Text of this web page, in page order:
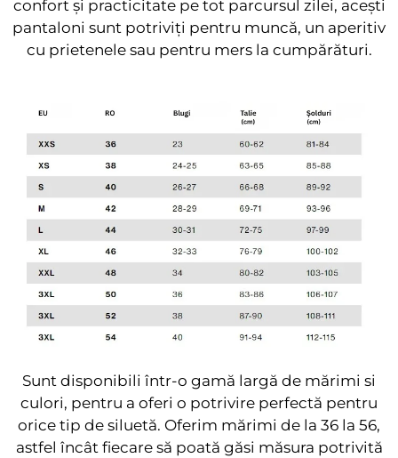
confort și practicitate pe tot parcursul zilei, acești
pantaloni sunt potriviți pentru muncă, un aperitiv
cu prietenele sau pentru mers la cumpărături.
Sunt disponibili într-o gamă largă de mărimi si
culori, pentru a oferi o potrivire perfectă pentru
orice tip de siluetă. Oferim mărimi de la 36 la 56,
astfel încât fiecare să poată găsi măsura potrivită